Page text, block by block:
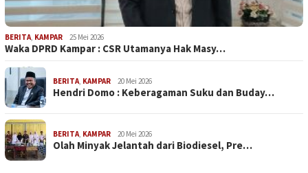
BERITA, KAMPAR 25 Mei 2026
Waka DPRD Kampar : CSR Utamanya Hak Masy…
BERITA, KAMPAR 20 Mei 2026
Hendri Domo : Keberagaman Suku dan Buday…
BERITA, KAMPAR 20 Mei 2026
Olah Minyak Jelantah dari Biodiesel, Pre…